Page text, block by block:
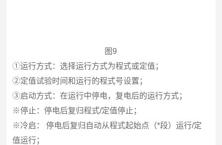
图9
①运行方式：选择运行方式为程式或定值；
②定值试验时间和运行的程式号设置；
③启动方式：在运行中停电，复电后的运行方式；
※停止：停电后复归程式/定值停止；
※冷启： 停电后复归自动从程式起始点（*段）运行/定
值运行；